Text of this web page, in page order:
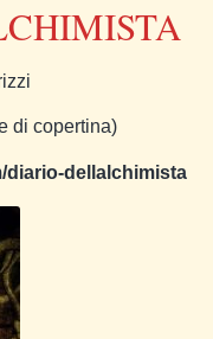
di copertina)
diario-dellalchimista